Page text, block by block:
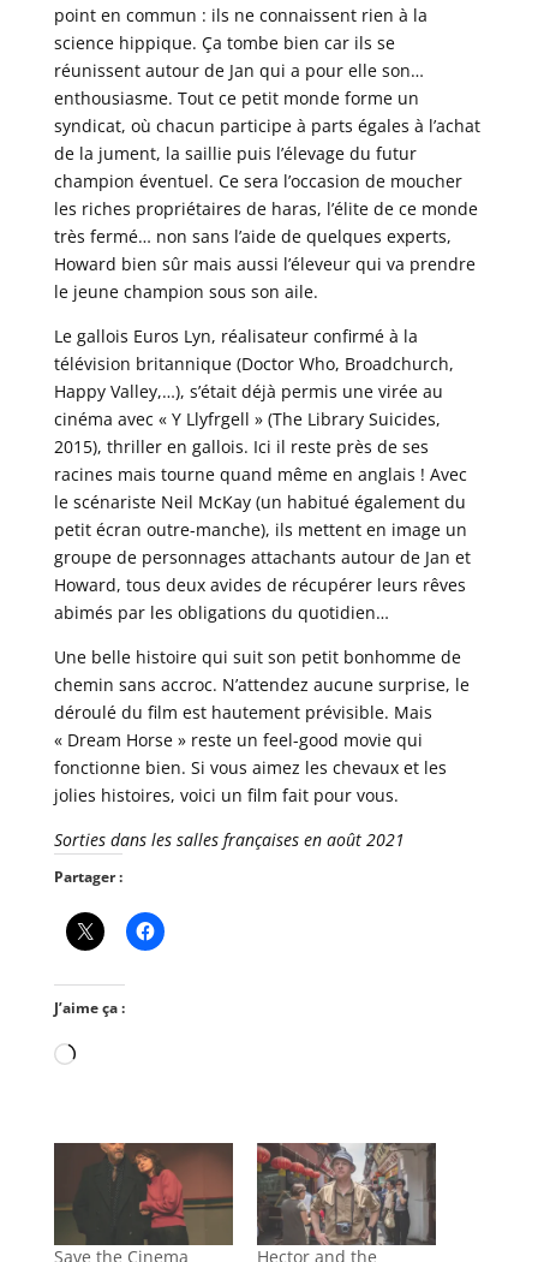
point en commun : ils ne connaissent rien à la
science hippique. Ça tombe bien car ils se
réunissent autour de Jan qui a pour elle son…
enthousiasme. Tout ce petit monde forme un
syndicat, où chacun participe à parts égales à l’achat
de la jument, la saillie puis l’élevage du futur
champion éventuel. Ce sera l’occasion de moucher
les riches propriétaires de haras, l’élite de ce monde
très fermé… non sans l’aide de quelques experts,
Howard bien sûr mais aussi l’éleveur qui va prendre
le jeune champion sous son aile.
Le gallois Euros Lyn, réalisateur confirmé à la
télévision britannique (Doctor Who, Broadchurch,
Happy Valley,…), s’était déjà permis une virée au
cinéma avec « Y Llyfrgell » (The Library Suicides,
2015), thriller en gallois. Ici il reste près de ses
racines mais tourne quand même en anglais ! Avec
le scénariste Neil McKay (un habitué également du
petit écran outre-manche), ils mettent en image un
groupe de personnages attachants autour de Jan et
Howard, tous deux avides de récupérer leurs rêves
abimés par les obligations du quotidien…
Une belle histoire qui suit son petit bonhomme de
chemin sans accroc. N’attendez aucune surprise, le
déroulé du film est hautement prévisible. Mais
« Dream Horse » reste un feel-good movie qui
fonctionne bien. Si vous aimez les chevaux et les
jolies histoires, voici un film fait pour vous.
Sorties dans les salles françaises en août 2021
Partager :
J’aime ça :
Chargement…
Save the Cinema Hector and the